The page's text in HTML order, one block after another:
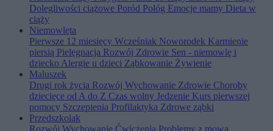
Dolegliwości ciążowe Poród Połóg Emocje mamy Dieta w
ciąży
Niemowlęta
Pierwsze 12 miesięcy Wcześniak Noworodek Karmienie
piersią Pielęgnacja Rozwój Zdrowie Sen - niemowlę i
dziecko Alergie u dzieci Ząbkowanie Żywienie
Maluszek
Drugi rok życia Rozwój Wychowanie Zdrowie Choroby
dziecięce od A do Z Czas wolny Jedzenie Kurs pierwszej
pomocy Szczepienia Profilaktyka Zdrowe ząbki
Przedszkolak